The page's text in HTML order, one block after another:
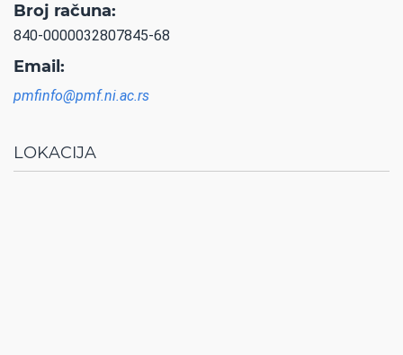
Broj računa:
840-0000032807845-68
Email:
pmfinfo@pmf.ni.ac.rs
LOKACIJA